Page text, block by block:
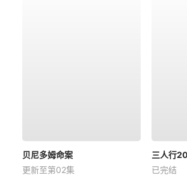
贝尼多姆命案
更新至第02集
三人行
已完结